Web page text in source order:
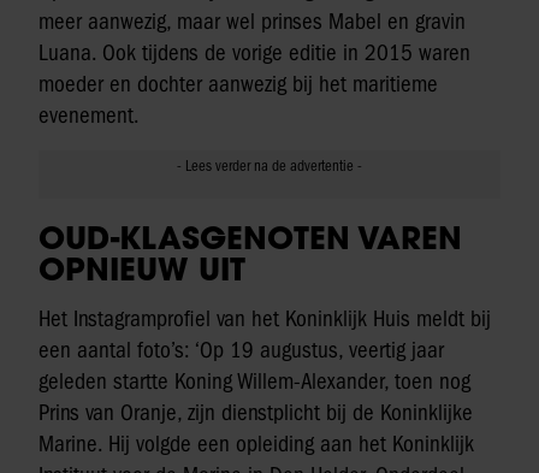
meer aanwezig, maar wel prinses Mabel en gravin
Luana. Ook tijdens de vorige editie in 2015 waren
moeder en dochter aanwezig bij het maritieme
evenement.
OUD-KLASGENOTEN VAREN
OPNIEUW UIT
Het Instagramprofiel van het Koninklijk Huis meldt bij
een aantal foto’s: ‘Op 19 augustus, veertig jaar
geleden startte Koning Willem-Alexander, toen nog
Prins van Oranje, zijn dienstplicht bij de Koninklijke
Marine. Hij volgde een opleiding aan het Koninklijk